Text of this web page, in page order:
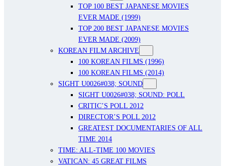
TOP 100 BEST JAPANESE MOVIES
EVER MADE (1999)
TOP 200 BEST JAPANESE MOVIES
EVER MADE (2009)
KOREAN FILM ARCHIVE
100 KOREAN FILMS (1996)
100 KOREAN FILMS (2014)
SIGHT U0026#038; SOUND
SIGHT U0026#038; SOUND: POLL
CRITIC’S POLL 2012
DIRECTOR’S POLL 2012
GREATEST DOCUMENTARIES OF ALL
TIME 2014
TIME: ALL-TIME 100 MOVIES
VATICAN: 45 GREAT FILMS